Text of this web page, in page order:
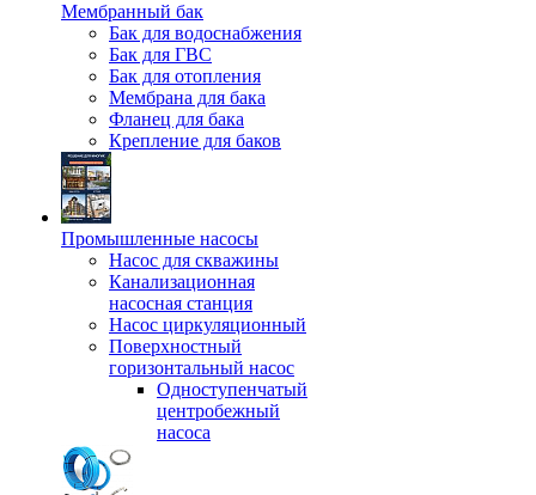
Мембранный бак
Бак для водоснабжения
Бак для ГВС
Бак для отопления
Мембрана для бака
Фланец для бака
Крепление для баков
Промышленные насосы
Насос для скважины
Канализационная
насосная станция
Насос циркуляционный
Поверхностный
горизонтальный насос
Одноступенчатый
центробежный
насоса